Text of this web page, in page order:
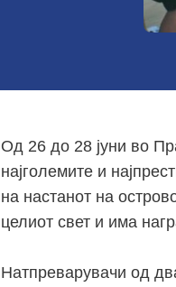
Од 26 до 28 јуни во
најголемите и
на настанот на
целиот свет и има
Натпреварувачи од